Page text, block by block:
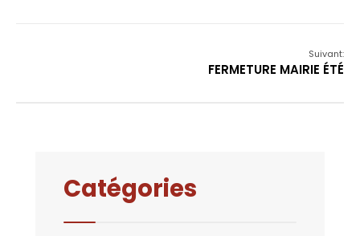
Suivant:
FERMETURE MAIRIE ÉTÉ
Catégories